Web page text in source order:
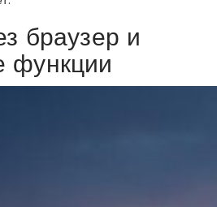
браузер и
функции